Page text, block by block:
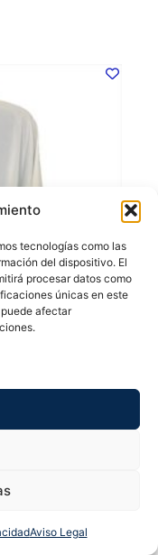
tecnologías como las
del dispositivo. El
procesar datos como
únicas en este
afectar
Aviso Legal
ONLY